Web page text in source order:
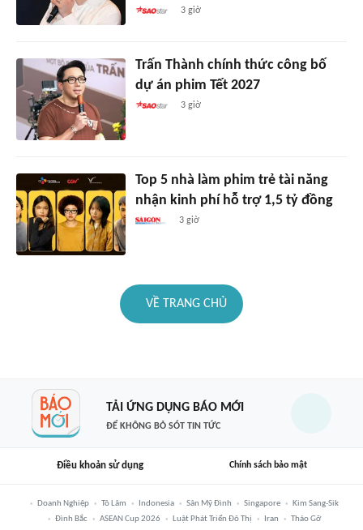
3 giờ
Trấn Thành chính thức công bố
dự án phim Tết 2027
3 giờ
Top 5 nhà làm phim trẻ tài năng
nhận kinh phí hỗ trợ 1,5 tỷ đồng
3 giờ
VỀ TRANG CHỦ
TẢI ỨNG DỤNG BÁO MỚI
ĐỂ KHÔNG BỎ SÓT TIN TỨC
Điều khoản sử dụng Chính sách bảo mật
Doanh Nghiệp Tô Lâm Indonesia Sân Mỹ Đình Singapore
Kim Sang-Sik
Đình Bắc
ASEAN Cup 2026 Luật Phát Triển Đô Thị Iran
Tháo Gỡ